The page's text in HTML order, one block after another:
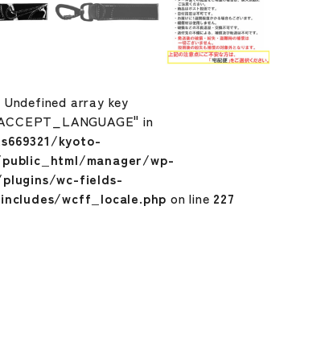
Undefined array key
in
kyoto-
manager/wp-
wc-fields-
wcff_locale.php on line 227